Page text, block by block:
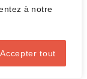
à notre
Accepter tout